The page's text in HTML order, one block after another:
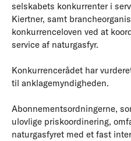
selskabets konkurrenter i
Kiertner, samt
konkurrenceloven ved at
service af naturgasfyr.
Konkurrencerådet har
til anklagemyndigheden.
Abonnementsordningerne,
ulovlige priskoordinering,
naturgasfyret med et fast